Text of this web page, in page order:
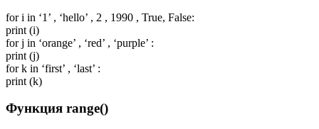
for i in ‘1’ , ‘hello’ , 2 , 1990 , True, False:
print (i)
for j in ‘orange’ , ‘red’ , ‘purple’ :
print (j)
for k in ‘first’ , ‘last’ :
print (k)
Функция range()